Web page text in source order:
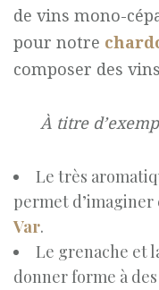
de vins mono-
pour notre
composer des
À titre
Le très
permet d’imaginer
Var.
Le grenache et
donner forme à des